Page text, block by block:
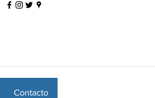
Contacto